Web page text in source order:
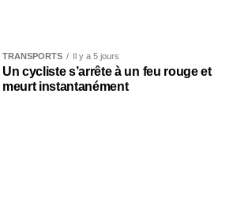
TRANSPORTS Il y a 5 jours
Un cycliste s’arrête à un feu rouge et
meurt instantanément